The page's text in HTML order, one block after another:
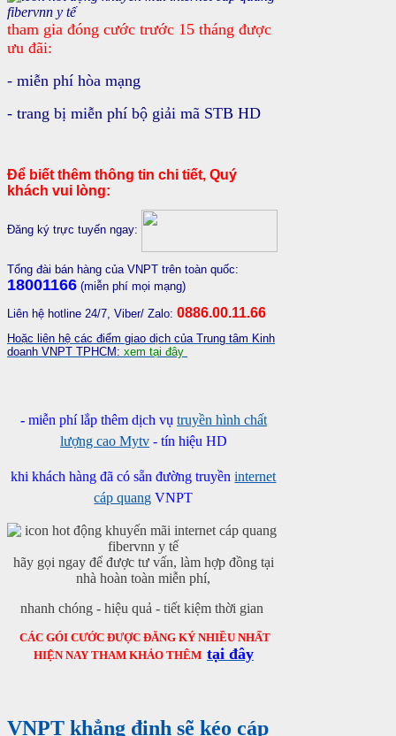
tham gia đóng cước trước 15 tháng được
ưu đãi:
- miễn phí hòa mạng
- trang bị miễn phí bộ giải mã STB HD
Để biết thêm thông tin chi tiết, Quý
khách vui lòng:
Đăng ký trực tuyến ngay:
Tổng đài bán hàng của VNPT trên toàn quốc:
18001166 (miễn phí mọi mạng)
Liên hệ hotline 24/7, Viber/ Zalo: 0886.00.11.66
Hoặc liên hệ các điểm giao dịch của Trung tâm Kinh
doanh VNPT TPHCM: xem tại đây
-miễn phí lắp thêm dịch vụ truyền hình chất
lượng cao Mytv- tín hiệu HD
khi khách hàng đã có sẵn đường truyềninternet
cáp quang VNPT
hãy gọi ngay để được tư vấn, làm hợp đồng tại
nhà hoàn toàn miễn phí,
nhanh chóng - hiệu quả - tiết kiệm thời gian
CÁC GÓI CƯỚC ĐƯỢC ĐĂNG KÝ NHIỀU NHẤT
HIỆN NAY THAM KHẢO THÊM tại đây
VNPT khẳng định sẽ kéo cáp